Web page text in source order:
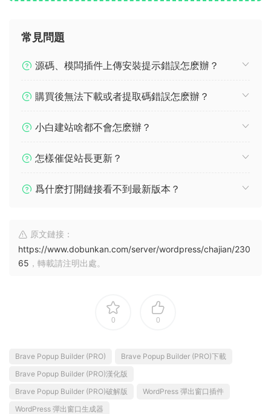
常見問題
源碼、模闆插件上傳安裝提示錯誤怎麽辦？
購買後無法下載或者提取碼錯誤怎麽辦？
小白建站啥都不會怎麽辦？
怎樣催促站長更新？
爲什麽打開鏈接看不到最新版本？
原文鏈接：
https://www.dobunkan.com/server/wordpress/chajian/230
65 ，轉載請注明出處。
0 0
Brave Popup Builder (PRO)
Brave Popup Builder (PRO)下載
Brave Popup Builder (PRO)漢化版
Brave Popup Builder (PRO)破解版
WordPress 彈出窗口插件
WordPress 彈出窗口生成器